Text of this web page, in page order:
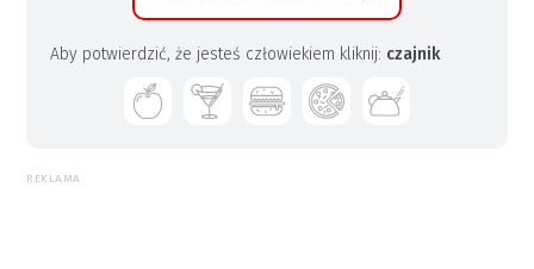
Aby potwierdzić, że jesteś człowiekiem kliknij: czajnik
REKLAMA